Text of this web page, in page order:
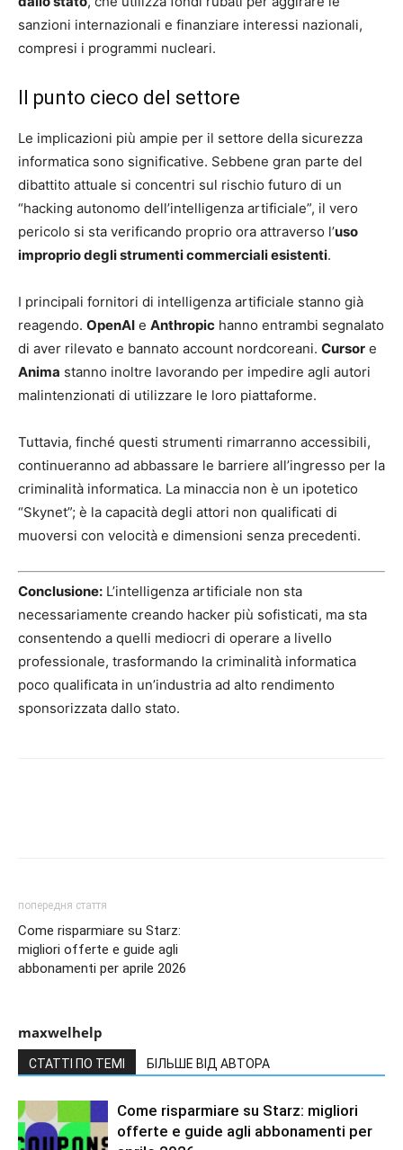
sanzioni internazionali e finanziare interessi nazionali,
compresi i programmi nucleari.
Il punto cieco del settore
Le implicazioni più ampie per il settore della sicurezza
informatica sono significative. Sebbene gran parte del
dibattito attuale si concentri sul rischio futuro di un
“hacking autonomo dell’intelligenza artificiale”, il vero
pericolo si sta verificando proprio ora attraverso l’uso
improprio degli strumenti commerciali esistenti.
I principali fornitori di intelligenza artificiale stanno già
reagendo. OpenAI e Anthropic hanno entrambi segnalato
di aver rilevato e bannato account nordcoreani. Cursor e
Anima stanno inoltre lavorando per impedire agli autori
malintenzionati di utilizzare le loro piattaforme.
Tuttavia, finché questi strumenti rimarranno accessibili,
continueranno ad abbassare le barriere all’ingresso per la
criminalità informatica. La minaccia non è un ipotetico
“Skynet”; è la capacità degli attori non qualificati di
muoversi con velocità e dimensioni senza precedenti.
Conclusione: L’intelligenza artificiale non sta
necessariamente creando hacker più sofisticati, ma sta
consentendo a quelli mediocri di operare a livello
professionale, trasformando la criminalità informatica
poco qualificata in un’industria ad alto rendimento
sponsorizzata dallo stato.
попередня стаття
Come risparmiare su Starz:
migliori offerte e guide agli
abbonamenti per aprile 2026
maxwelhelp
СТАТТІ ПО ТЕМІ БІЛЬШЕ ВІД АВТОРА
Come risparmiare su Starz: migliori
offerte e guide agli abbonamenti per